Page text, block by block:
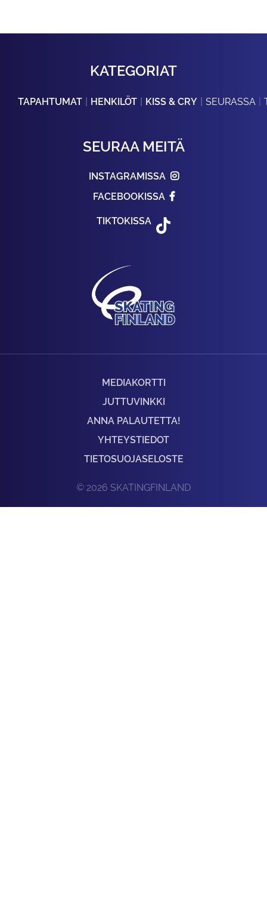
KATEGORIAT
TAPAHTUMAT HENKILÖT KISS & CRY SEURASSA
SEURAA MEITÄ
INSTAGRAMISSA
FACEBOOKISSA
TIKTOKISSA
MEDIAKORTTI
JUTTUVINKKI
ANNA PALAUTETTA!
YHTEYSTIEDOT
TIETOSUOJASELOSTE
© 2026 SKATINGFINLAND